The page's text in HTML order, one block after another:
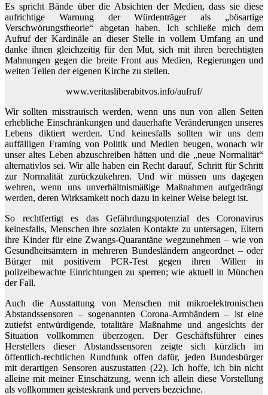
Es spricht Bände über die Absichten der Medien, dass sie diese
aufrichtige Warnung der Würdenträger als „bösartige
Verschwörungstheorie“ abgetan haben. Ich schließe mich dem
Aufruf der Kardinäle an dieser Stelle in vollem Umfang an und
danke ihnen gleichzeitig für den Mut, sich mit ihren berechtigten
Mahnungen gegen die breite Front aus Medien, Regierungen und
weiten Teilen der eigenen Kirche zu stellen.
www.veritasliberabitvos.info/aufruf/
Wir sollten misstrauisch werden, wenn uns nun von allen Seiten
erhebliche Einschränkungen und dauerhafte Veränderungen unseres
Lebens diktiert werden. Und keinesfalls sollten wir uns dem
auffälligen Framing von Politik und Medien beugen, wonach wir
unser altes Leben abzuschreiben hätten und die „neue Normalität“
alternativlos sei. Wir alle haben ein Recht darauf, Schritt für Schritt
zur Normalität zurückzukehren. Und wir müssen uns dagegen
wehren, wenn uns unverhältnismäßige Maßnahmen aufgedrängt
werden, deren Wirksamkeit noch dazu in keiner Weise belegt ist.
So rechtfertigt es das Gefährdungspotenzial des Coronavirus
keinesfalls, Menschen ihre sozialen Kontakte zu untersagen, Eltern
ihre Kinder für eine Zwangs-Quarantäne wegzunehmen – wie von
Gesundheitsämtern in mehreren Bundesländern angeordnet – oder
Bürger mit positivem PCR-Test gegen ihren Willen in
polizeibewachte Einrichtungen zu sperren; wie aktuell in München
der Fall.
Auch die Ausstattung von Menschen mit mikroelektronischen
Abstandssensoren – sogenannten Corona-Armbändern – ist eine
zutiefst entwürdigende, totalitäre Maßnahme und angesichts der
Situation vollkommen überzogen. Der Geschäftsführer eines
Herstellers dieser Abstandssensoren zeigte sich kürzlich im
öffentlich-rechtlichen Rundfunk offen dafür, jeden Bundesbürger
mit derartigen Sensoren auszustatten (22). Ich hoffe, ich bin nicht
alleine mit meiner Einschätzung, wenn ich allein diese Vorstellung
als vollkommen geisteskrank und pervers bezeichne.